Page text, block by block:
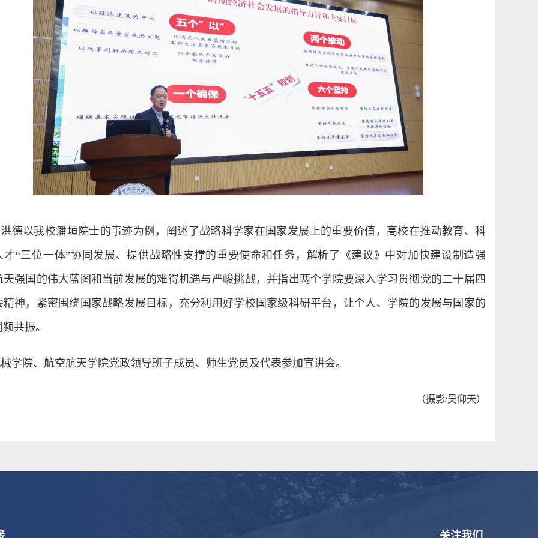
德以我校潘垣院士的事迹为例，阐述了战略科学家在国家发展上的重要价值，高校在推动教育、科
才“三位一体”协同发展、提供战略性支撑的重要使命和任务，解析了《建议》中对加快建设制造强
天强国的伟大蓝图和当前发展的难得机遇与严峻挑战，并指出两个学院要深入学习贯彻党的二十届四
精神，紧密围绕国家战略发展目标，充分利用好学校国家级科研平台，让个人、学院的发展与国家的
共振。
学院、航空航天学院党政领导班子成员、师生党员及代表参加宣讲会。
（摄影/吴仰天）
关注我们